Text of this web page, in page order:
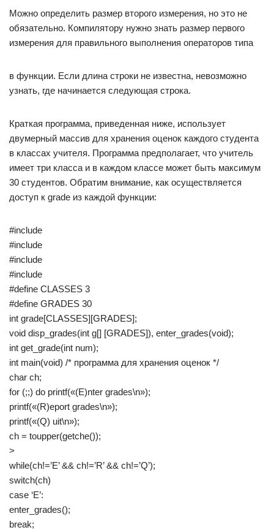
Можно определить размер второго измерения, но это не
обязательно. Компилятору нужно знать размер первого
измерения для правильного выполнения операторов типа
в функции. Если длина строки не известна, невозможно
узнать, где начинается следующая строка.
Краткая программа, приведенная ниже, использует
двумерный массив для хранения оценок каждого студента
в классах учителя. Программа предполагает, что учитель
имеет три класса и в каждом классе может быть максимум
30 студентов. Обратим внимание, как осуществляется
доступ к grade из каждой функции:
#include
#include
#include
#include
#define CLASSES 3
#define GRADES 30
int grade[CLASSES][GRADES];
void disp_grades(int g[] [GRADES]), enter_grades(void);
int get_grade(int num);
int main(void) /* программа для хранения оценок */
char ch;
for (;;) do printf(«(E)nter grades\n»);
printf(«(R)eport grades\n»);
printf(«(Q) uit\n»);
ch = toupper(getche());
>
while(ch!=’E’ && ch!=’R’ && ch!=’Q’);
switch(ch)
case ‘E’:
enter_grades();
break;